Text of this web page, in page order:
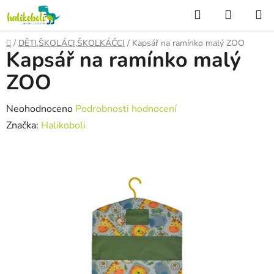
na
obsah
Hledat
KOŠÍK
Domů
/ DĚTI,ŠKOLÁCI,ŠKOLKÁČCI / Kapsář na ramínko malý ZOO
Kapsář na ramínko malý
ZOO
Průměrné
hodnocení
Neohodnoceno Podrobnosti hodnocení
Značka: Halikoboli